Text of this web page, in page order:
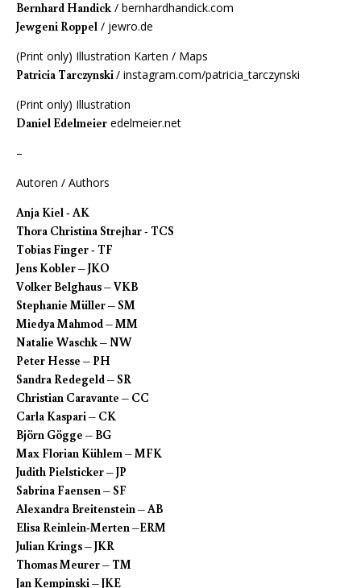
Bernhard Handick/ bernhardhandick.com
Jewgeni Roppel / jewro.de
(Print only) Illustration Karten / Maps
Patricia Tarczynski/ instagram.com/patricia_tarczynski
(Print only) Illustration
Daniel Edelmeier edelmeier.net
–
Autoren / Authors
Anja Kiel - AK
Thora Christina Strejhar - TCS
Tobias Finger - TF
Jens Kobler – JKO
Volker Belghaus – VKB
Stephanie Müller – SM
Miedya Mahmod – MM
Natalie Waschk – NW
Peter Hesse – PH
Sandra Redegeld – SR
Christian Caravante – CC
Carla Kaspari – CK
Björn Gögge – BG
Max Florian Kühlem – MFK
Judith Pielsticker – JP
Sabrina Faensen – SF
Alexandra Breitenstein – AB
Elisa Reinlein-Merten –ERM
Julian Krings – JKR
Thomas Meurer – TM
Jan Kempinski – JKE